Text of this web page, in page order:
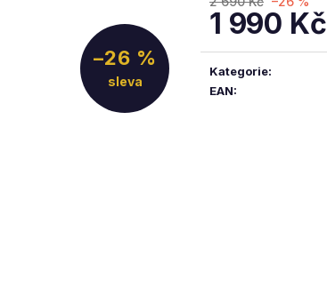
1 990 Kč
Kategorie:
EAN:
–26 %